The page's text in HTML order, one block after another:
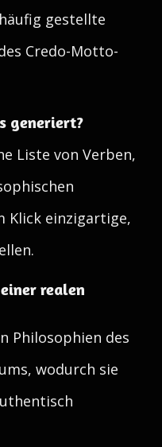
gestellte
Credo-Motto-
generiert?
Liste von Verben,
Klick einzigartige,
realen
Philosophien des
wodurch sie